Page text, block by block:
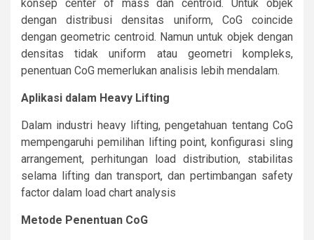
konsep center of mass dan centroid. Untuk objek
dengan distribusi densitas uniform, CoG coincide
dengan geometric centroid. Namun untuk objek dengan
densitas tidak uniform atau geometri kompleks,
penentuan CoG memerlukan analisis lebih mendalam.
Aplikasi dalam Heavy Lifting
Dalam industri heavy lifting, pengetahuan tentang CoG
mempengaruhi pemilihan lifting point, konfigurasi sling
arrangement, perhitungan load distribution, stabilitas
selama lifting dan transport, dan pertimbangan safety
factor dalam load chart analysis
Metode Penentuan CoG